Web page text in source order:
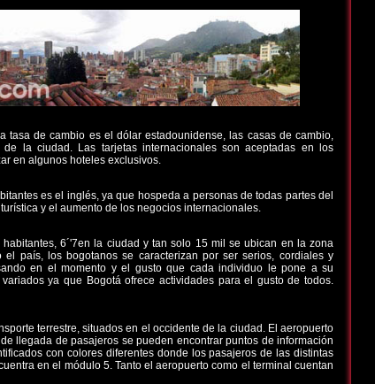
de cambio es el dólar estadounidense, las casas de cambio,
la ciudad. Las tarjetas internacionales son aceptadas en los
en algunos hoteles exclusivos.
es el inglés, ya que hospeda a personas de todas partes del
y el aumento de los negocios internacionales.
6´'7en la ciudad y tan solo 15 mil se ubican en la zona
país, los bogotanos se caracterizan por ser serios, cordiales y
en el momento y el gusto que cada individuo le pone a su
ya que Bogotá ofrece actividades para el gusto de todos.
terrestre, situados en el occidente de la ciudad. El aeropuerto
llegada de pasajeros se pueden encontrar puntos de información
con colores diferentes donde los pasajeros de las distintas
en el módulo 5. Tanto el aeropuerto como el terminal cuentan